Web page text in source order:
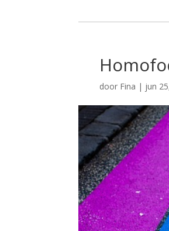
door Fina | jun